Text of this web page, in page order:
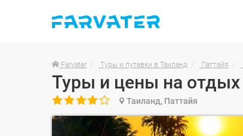
Farvater Туры и путевки в Таиланд Паттайя
 Таиланд, Паттайя